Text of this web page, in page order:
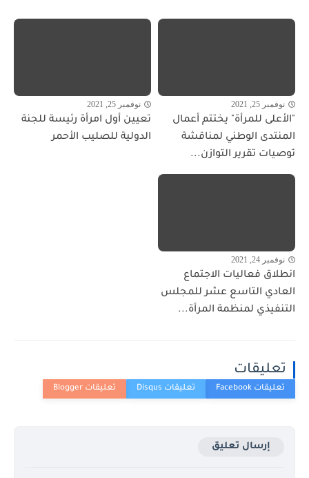
نوفمبر 25, 2021
"الأعلى للمرأة" يختتم أعمال
المنتدى الوطني لمناقشة
توصيات تقرير التوازن...
نوفمبر 25, 2021
تعيين أول امرأة رئيسة للجنة
الدولية للصليب الأحمر
نوفمبر 24, 2021
انطلاق فعاليات الاجتماع
العادي التاسع عشر للمجلس
التنفيذي لمنظمة المرأة...
تعليقات
إرسال تعليق